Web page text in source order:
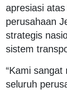
apresiasi
perusahaan
strategis
sistem
“Kami
seluruh